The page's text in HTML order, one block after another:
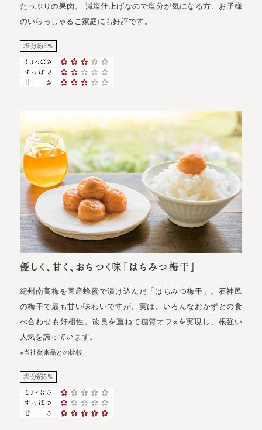
たっぷりの果肉。 減塩仕上げなので塩分が気になる方、お子様
のいらっしゃるご家庭にも好評です。
塩分約8%
優しく、甘く、おちつく味「はちみつ梅干」
紀州南高梅を国産蜂蜜で漬け込んだ「はちみつ梅干」。石神邑
の梅干で最も甘い味わいですが、実は、いろんなおかずとの食
べ合わせも好相性。改良を重ねて糖質オフ※を実現し、根強い
人気を誇っています。
※当社従来品との比較
塩分約5%